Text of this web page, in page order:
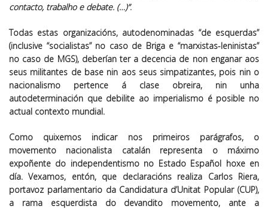
contacto, trabalho e debate. (…)”.
Todas estas organizacións, autodenominadas “de esquerdas”
(inclusive “socialistas” no caso de Briga e “marxistas-leninistas”
no caso de MGS), deberían ter a decencia de non enganar aos
seus militantes de base nin aos seus simpatizantes, pois nin o
nacionalismo pertence á clase obreira, nin unha
autodeterminación que debilite ao imperialismo é posible no
actual contexto mundial.
Como quixemos indicar nos primeiros parágrafos, o
movemento nacionalista catalán representa o máximo
expoñente do independentismo no Estado Español hoxe en
día. Vexamos, entón, que declaracións realiza Carlos Riera,
portavoz parlamentario da Candidatura d’Unitat Popular (CUP),
a rama esquerdista do devandito movemento, ante a